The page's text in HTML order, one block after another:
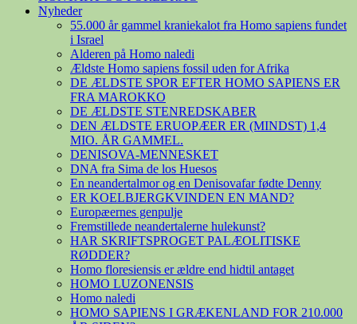
Nyheder
55.000 år gammel kraniekalot fra Homo sapiens fundet
i Israel
Alderen på Homo naledi
Ældste Homo sapiens fossil uden for Afrika
DE ÆLDSTE SPOR EFTER HOMO SAPIENS ER
FRA MAROKKO
DE ÆLDSTE STENREDSKABER
DEN ÆLDSTE ERUOPÆER ER (MINDST) 1,4
MIO. ÅR GAMMEL.
DENISOVA-MENNESKET
DNA fra Sima de los Huesos
En neandertalmor og en Denisovafar fødte Denny
ER KOELBJERGKVINDEN EN MAND?
Europæernes genpulje
Fremstillede neandertalerne hulekunst?
HAR SKRIFTSPROGET PALÆOLITISKE
RØDDER?
Homo floresiensis er ældre end hidtil antaget
HOMO LUZONENSIS
Homo naledi
HOMO SAPIENS I GRÆKENLAND FOR 210.000